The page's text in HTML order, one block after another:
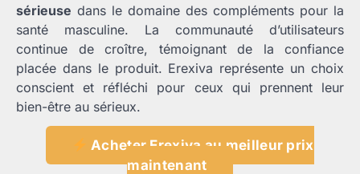
sérieuse dans le domaine des compléments pour la
santé masculine. La communauté d’utilisateurs
continue de croître, témoignant de la confiance
placée dans le produit. Erexiva représente un choix
conscient et réfléchi pour ceux qui prennent leur
bien-être au sérieux.
Acheter Erexiva au meilleur prix
maintenant